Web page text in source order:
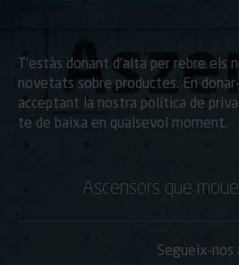
T’estàs donant d’alta per rebre
novetats sobre productes. En
acceptant la nostra política de
te de baixa en qualsevol moment.
Ascensors que
Segueix-nos